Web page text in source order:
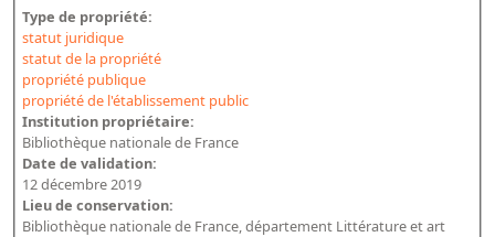
Type de propriété:
statut juridique
statut de la propriété
propriété publique
propriété de l'établissement public
Institution propriétaire:
Bibliothèque nationale de France
Date de validation:
12 décembre 2019
Lieu de conservation:
Bibliothèque nationale de France, département Littérature et art